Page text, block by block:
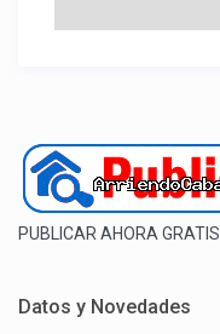
PUBLICAR AHORA GRATIS
Datos y Novedades